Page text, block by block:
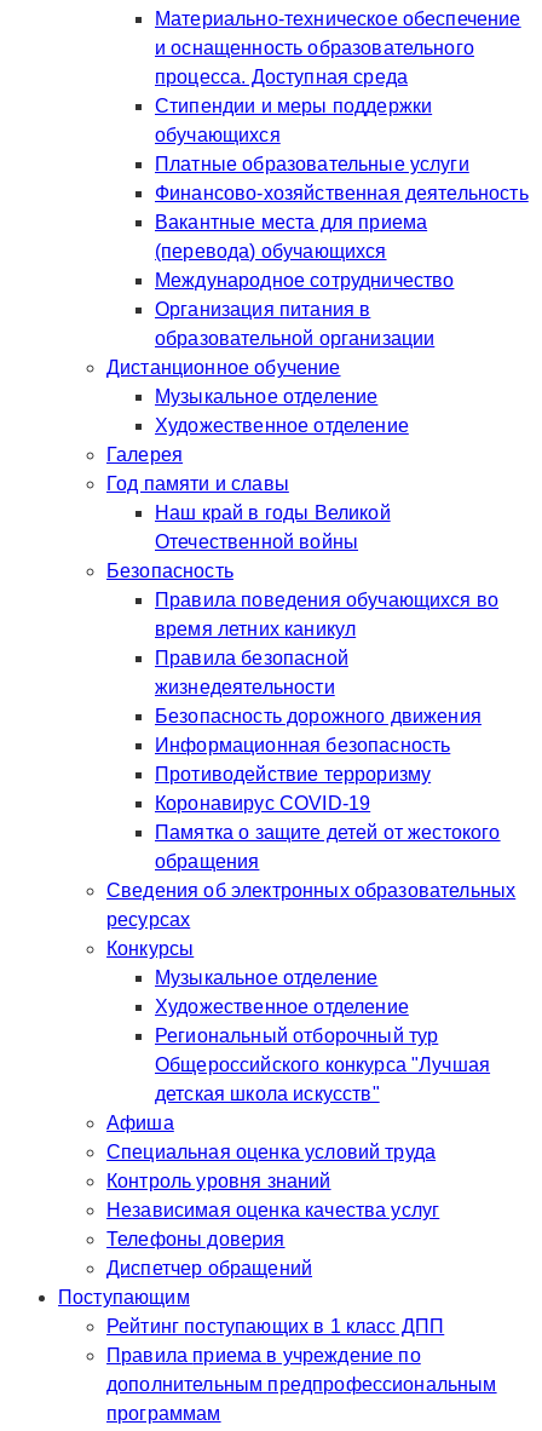
Материально-техническое обеспечение
и оснащенность образовательного
процесса. Доступная среда
Стипендии и меры поддержки
обучающихся
Платные образовательные услуги
Финансово-хозяйственная деятельность
Вакантные места для приема
(перевода) обучающихся
Международное сотрудничество
Организация питания в
образовательной организации
Дистанционное обучение
Музыкальное отделение
Художественное отделение
Галерея
Год памяти и славы
Наш край в годы Великой
Отечественной войны
Безопасность
Правила поведения обучающихся во
время летних каникул
Правила безопасной
жизнедеятельности
Безопасность дорожного движения
Информационная безопасность
Противодействие терроризму
Коронавирус COVID-19
Памятка о защите детей от жестокого
обращения
Сведения об электронных образовательных
ресурсах
Конкурсы
Музыкальное отделение
Художественное отделение
Региональный отборочный тур
Общероссийского конкурса "Лучшая
детская школа искусств"
Афиша
Специальная оценка условий труда
Контроль уровня знаний
Независимая оценка качества услуг
Телефоны доверия
Диспетчер обращений
Поступающим
Рейтинг поступающих в 1 класс ДПП
Правила приема в учреждение по
дополнительным предпрофессиональным
программам